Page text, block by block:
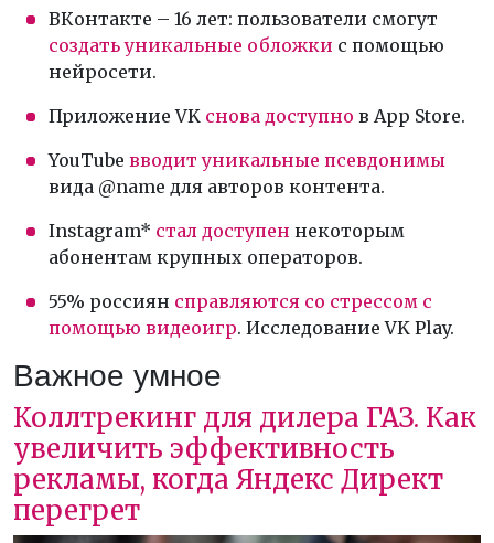
ВКонтакте – 16 лет: пользователи смогут
создать уникальные обложки с помощью
нейросети.
Приложение VK снова доступно в App Store.
YouTube вводит уникальные псевдонимы
вида @name для авторов контента.
Instagram* стал доступен некоторым
абонентам крупных операторов.
55% россиян справляются со стрессом с
помощью видеоигр. Исследование VK Play.
Важное умное
Коллтрекинг для дилера ГАЗ. Как
увеличить эффективность
рекламы, когда Яндекс Директ
перегрет